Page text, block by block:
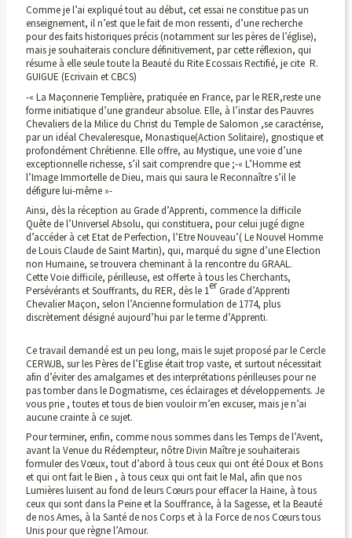
Comme je l’ai expliqué tout au début, cet essai ne constitue pas un
enseignement, il n’est que le fait de mon ressenti, d’une recherche
pour des faits historiques précis (notamment sur les pères de l’église),
mais je souhaiterais conclure définitivement, par cette réflexion, qui
résume à elle seule toute la Beauté du Rite Ecossais Rectifié, je cite R.
GUIGUE (Ecrivain et CBCS)
-« La Maçonnerie Templière, pratiquée en France, par le RER,reste une
forme initiatique d’une grandeur absolue. Elle, à l’instar des Pauvres
Chevaliers de la Milice du Christ du Temple de Salomon ,se caractérise,
par un idéal Chevaleresque, Monastique(Action Solitaire), gnostique et
profondément Chrétienne. Elle offre, au Mystique, une voie d’une
exceptionnelle richesse, s’il sait comprendre que ;-« L’Homme est
l’Image Immortelle de Dieu, mais qui saura le Reconnaître s’il le
défigure lui-même »-
Ainsi, dès la réception au Grade d’Apprenti, commence la difficile
Quête de l’Universel Absolu, qui constituera, pour celui jugé digne
d’accéder à cet Etat de Perfection, l’Etre Nouveau’( Le Nouvel Homme
de Louis Claude de Saint Martin), qui, marqué du signe d’une Election
non Humaine, se trouvera cheminant à la rencontre du GRAAL.
Cette Voie difficile, périlleuse, est offerte à tous les Cherchants,
Persévérants et Souffrants, du RER, dès le 1er Grade d’Apprenti
Chevalier Maçon, selon l’Ancienne formulation de 1774, plus
discrètement désigné aujourd’hui par le terme d’Apprenti.
Ce travail demandé est un peu long, mais le sujet proposé par le Cercle
CERWJB, sur les Pères de l’Eglise était trop vaste, et surtout nécessitait
afin d’éviter des amalgames et des interprétations périlleuses pour ne
pas tomber dans le Dogmatisme, ces éclairages et développements. Je
vous prie , toutes et tous de bien vouloir m’en excuser, mais je n’ai
aucune crainte à ce sujet.
Pour terminer, enfin, comme nous sommes dans les Temps de l’Avent,
avant la Venue du Rédempteur, nôtre Divin Maître je souhaiterais
formuler des Vœux, tout d’abord à tous ceux qui ont été Doux et Bons
et qui ont fait le Bien , à tous ceux qui ont fait le Mal, afin que nos
Lumières luisent au fond de leurs Cœurs pour effacer la Haine, à tous
ceux qui sont dans la Peine et la Souffrance, à la Sagesse, et la Beauté
de nos Ames, à la Santé de nos Corps et à la Force de nos Cœurs tous
Unis pour que règne l’Amour.